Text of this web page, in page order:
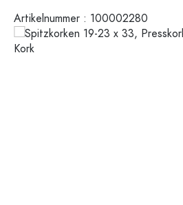
Artikelnummer : 100002280